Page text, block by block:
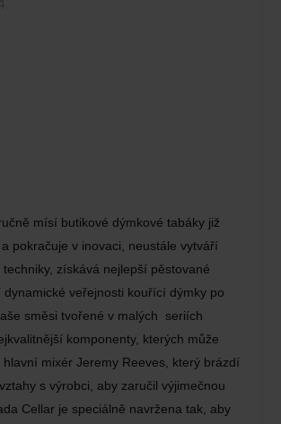
mísí butikové dýmkové tabáky již
pokračuje v inovaci, neustále vytváří
získává nejlepší pěstované
dynamické veřejnosti kouřící dýmky po
směsi tvořené v malých seriích
komponenty, kterých může
hlavní mixér Jeremy Reeves, který brázdí
s výrobci, aby zaručil výjimečnou
Cellar je speciálně navržena tak, aby